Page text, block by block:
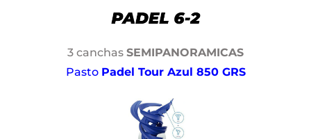
3 canchas SEMIPANORAMICAS
Pasto Padel Tour Azul 850 GRS